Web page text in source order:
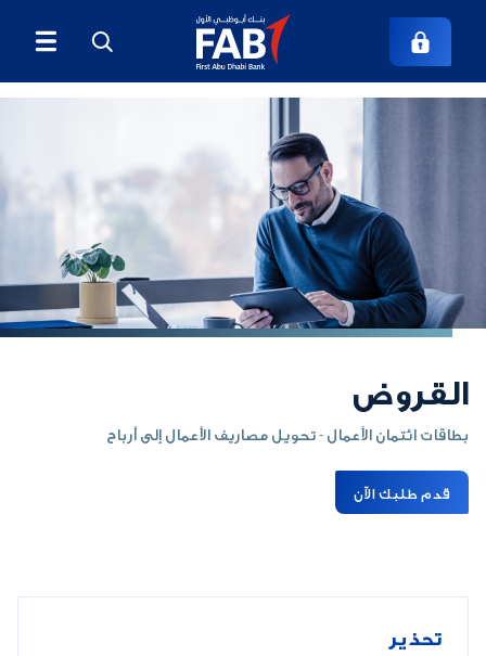
القروض
بطاقات ائتمان الأعمال - تحويل مصاريف الأعمال إلى أرباح
قدم طلبك الآن
تحذير